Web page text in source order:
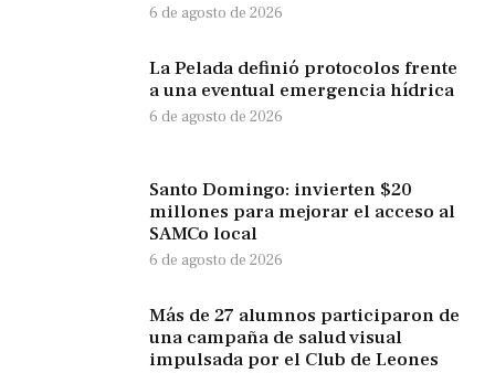
6 de agosto de 2026
La Pelada definió protocolos frente
a una eventual emergencia hídrica
6 de agosto de 2026
Santo Domingo: invierten $20
millones para mejorar el acceso al
SAMCo local
6 de agosto de 2026
Más de 27 alumnos participaron de
una campaña de salud visual
impulsada por el Club de Leones